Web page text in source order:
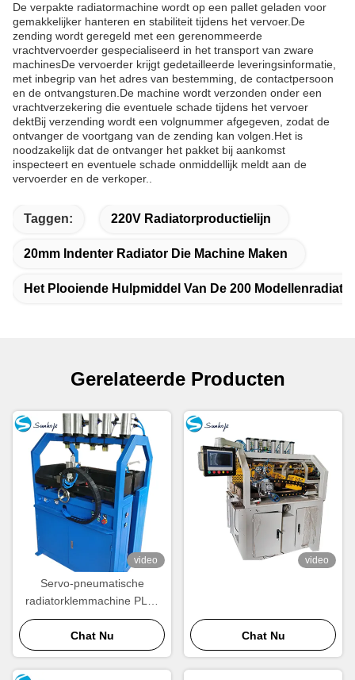
De verpakte radiatormachine wordt op een pallet geladen voor
gemakkelijker hanteren en stabiliteit tijdens het vervoer.De
zending wordt geregeld met een gerenommeerde
vrachtvervoerder gespecialiseerd in het transport van zware
machinesDe vervoerder krijgt gedetailleerde leveringsinformatie,
met inbegrip van het adres van bestemming, de contactpersoon
en de ontvangsturen.De machine wordt verzonden onder een
vrachtverzekering die eventuele schade tijdens het vervoer
dektBij verzending wordt een volgnummer afgegeven, zodat de
ontvanger de voortgang van de zending kan volgen.Het is
noodzakelijk dat de ontvanger het pakket bij aankomst
inspecteert en eventuele schade onmiddellijk meldt aan de
vervoerder en de verkoper..
Taggen: 220V Radiatorproductielijn
20mm Indenter Radiator Die Machine Maken
Het Plooiende Hulpmiddel Van De 200 Modellenradiator
Gerelateerde Producten
video
Servo-pneumatische
radiatorklemmachine PLC-
gecontroleerde vierzijdige
krimp
Chat Nu
video
Chat Nu